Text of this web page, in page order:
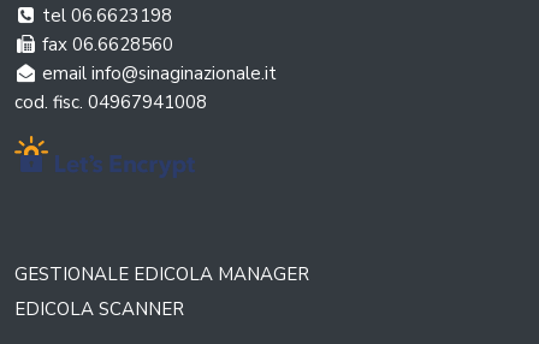
tel 06.6623198
fax 06.6628560
email info@sinaginazionale.it
cod. fisc. 04967941008
GESTIONALE EDICOLA MANAGER
EDICOLA SCANNER